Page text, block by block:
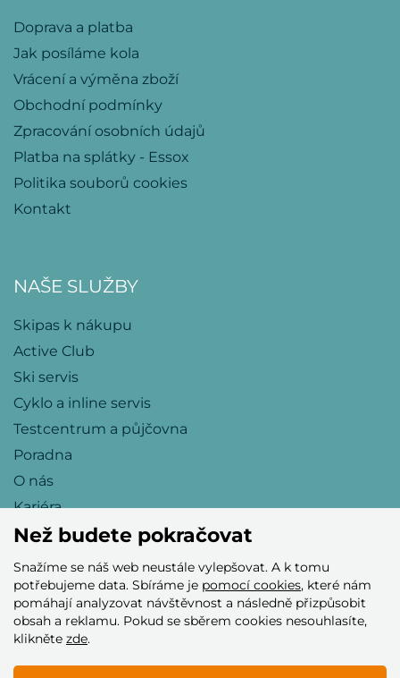
Doprava a platba
Jak posíláme kola
Vrácení a výměna zboží
Obchodní podmínky
Zpracování osobních údajů
Platba na splátky - Essox
Politika souborů cookies
Kontakt
NAŠE SLUŽBY
Skipas k nákupu
Active Club
Ski servis
Cyklo a inline servis
Testcentrum a půjčovna
Poradna
O nás
Kariéra
Přijímáme tyto platební karty
Než budete pokračovat
Snažíme se náš web neustále vylepšovat. A k tomu
potřebujeme data. Sbíráme je pomocí cookies, které nám
pomáhají analyzovat návštěvnost a následně přizpůsobit
obsah a reklamu. Pokud se sběrem cookies nesouhlasíte,
klikněte zde.